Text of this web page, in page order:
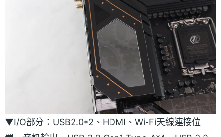
▼I/O部分：USB2.0*2、HDMI、Wi-Fi天線連接位